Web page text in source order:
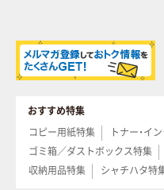
おすすめ特集
コピー用紙特集
トナー・イ
ゴミ箱／ダストボックス特集
収納用品特集
シャチハタ特